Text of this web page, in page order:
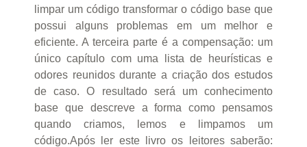
limpar um código transformar o código base que
possui alguns problemas em um melhor e
eficiente. A terceira parte é a compensação: um
único capítulo com uma lista de heurísticas e
odores reunidos durante a criação dos estudos
de caso. O resultado será um conhecimento
base que descreve a forma como pensamos
quando criamos, lemos e limpamos um
código.Após ler este livro os leitores saberão: